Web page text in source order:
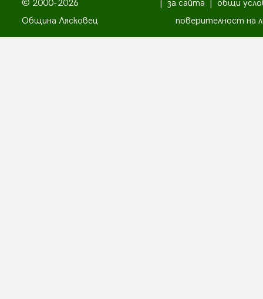
© 2000-2026
Община Лясковец
за сайта
общи
поверителност на